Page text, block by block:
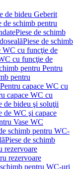
de bideu Geberit
de schimb pentru
Piese de schimb
Piese de schimb
WC cu funcţie de
cu funcţie de
pentru Pentru
pentru
Pentru capace WC cu
capace WC cu
de bideu şi soluţii
de WC şi capace
Vase WC
schimb pentru WC-
Piese de schimb
rezervoare
rezervoare
pentru WC-uri